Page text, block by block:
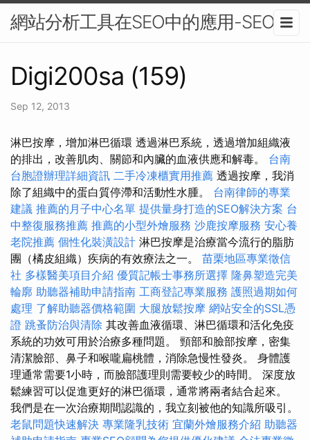
網站分析工具在SEO中的應用-SEO
Digi200sa (159)
Sep 12, 2013
淋巴按摩，增加淋巴循環 透過淋巴系統，透過增加組織液
的排出，改善肌肉、關節和內臟的血液供應和解毒。 台南
台胞證辦理詳細資訊 二手冷凍櫃實用推薦 透過按摩，我消
除了組織中的蛋白質停滯和活動性水腫。 台南律師的專業
建議 推薦的月子中心名單 提供量身打造的SEO解決方案 台
中整復服務推薦 推薦的小型外燴服務 沙鹿按摩服務 安心養
老院推薦 個性化裝潢設計 淋巴按摩是治療當今流行的脂肪
團（橘皮組織）疾病的有效療法之一。 苗栗地區專業徵信
社 多樣醫美項目介紹 優質記帳士事務所選擇 隆鼻塑造完美
輪廓 助聽器補助申請指南 工商登記專業服務 護照過期如何
處理 了解助聽器價格範圍 大腿放鬆按摩 網站安全的SSL憑
證 跳蚤防治與清除 其改善血液循環、淋巴循環和活化免疫
系統的功效可用於治療多種問題。 頸部和臉部按摩，密集
清潔臉部、鼻子和喉嚨扁桃體，消除急慢性發炎。 身體護
理通常需要1小時，而臉部護理則需要較少的時間。 深度放
鬆練習可以促進更好的淋巴循環，通常將兩者結合起來。
我們是在一次治療期間認識的，我立刻被他的知識所吸引。
老鼠問題快速解決 專業隆乳技術 宜蘭外燴服務介紹 助聽器